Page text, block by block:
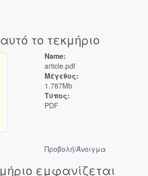
το τεκμήριο
Name:
article.pdf
Μέγεθος:
1.787Mb
Τύπος:
PDF
Προβολή/Άνοιγμα
εμφανίζεται